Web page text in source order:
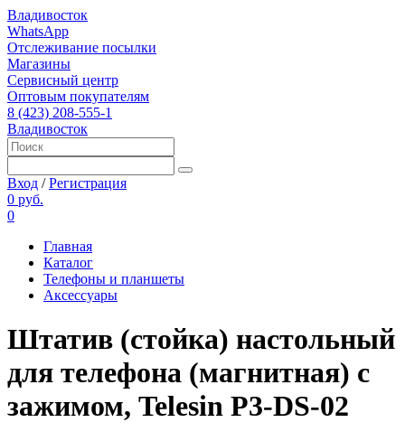
Владивосток
WhatsApp
Отслеживание посылки
Магазины
Сервисный центр
Оптовым покупателям
8 (423) 208-555-1
Владивосток
Вход /Регистрация
0 руб.
0
Главная
Каталог
Телефоны и планшеты
Аксессуары
Штатив (стойка) настольный
для телефона (магнитная) с
зажимом, Telesin P3-DS-02